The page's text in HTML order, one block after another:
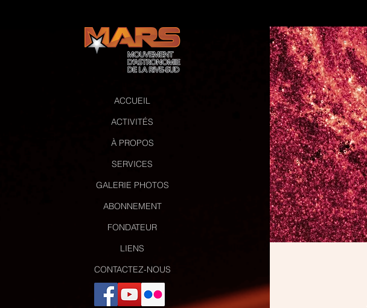
ACCUEIL
ACTIVITÉS
À PROPOS
SERVICES
GALERIE PHOTOS
ABONNEMENT
FONDATEUR
LIENS
CONTACTEZ-NOUS